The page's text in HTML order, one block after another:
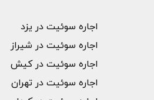
اجاره سوئیت در یزد
اجاره سوئیت در شیراز
اجاره سوئیت در کیش
اجاره سوئیت در تهران